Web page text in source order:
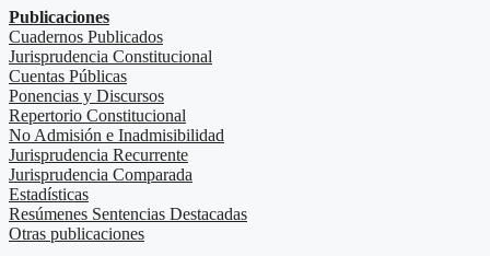
Publicaciones
Cuadernos Publicados
Jurisprudencia Constitucional
Cuentas Públicas
Ponencias y Discursos
Repertorio Constitucional
No Admisión e Inadmisibilidad
Jurisprudencia Recurrente
Jurisprudencia Comparada
Estadísticas
Resúmenes Sentencias Destacadas
Otras publicaciones